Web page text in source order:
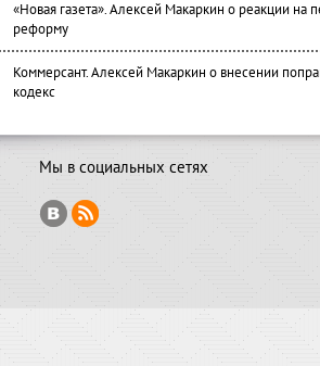
«Новая газета». Алексей Макаркин о реакции на
реформу
Коммерсант. Алексей Макаркин о внесении
кодекс
Мы в социальных сетях